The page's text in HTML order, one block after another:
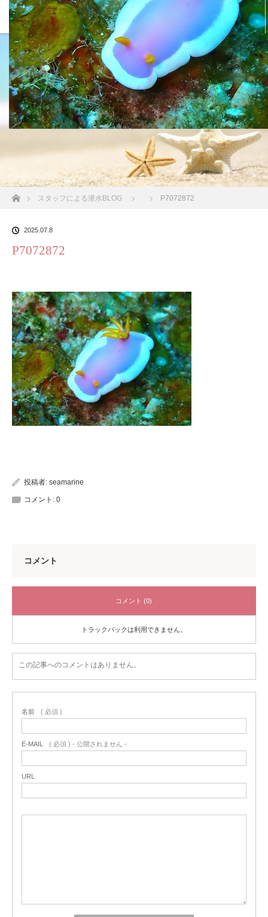
沖縄の海 BLOG
ホームスタッフによる潜水BLOG P7072872
2025.07.8
P7072872
投稿者: seamarine
コメント: 0
コメント
コメント (0)
トラックバックは利用できません。
この記事へのコメントはありません。
名前 ( 必須 )
E-MAIL ( 必須 ) - 公開されません -
URL